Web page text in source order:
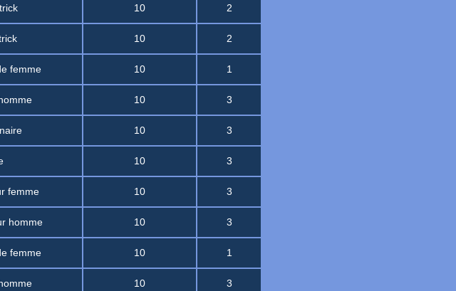
10 2
10 2
femme 10 1
10 3
10 3
10 3
femme 10 3
homme 10 3
femme 10 1
10 3